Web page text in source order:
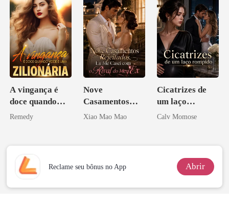
A vingança é
doce quando
você é uma
Remedy
Nove
Casamentos
Rejeitados, Eu
Ex
Xiao Mao Mao
Cicatrizes de
um laço
rompido
Calv Momose
Reclame seu bônus no App Abrir